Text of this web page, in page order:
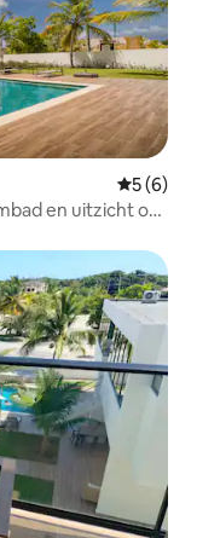
5 (6)
en uitzicht op